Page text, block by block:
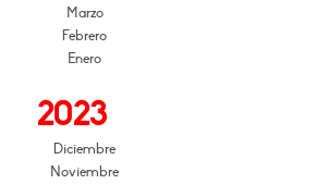
Marzo
Febrero
Enero
2023
Diciembre
Noviembre